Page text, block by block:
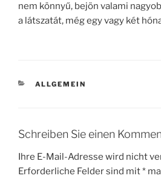
nem könnyű, bejön valami
a látszatát, még egy vagy két
KATEGORIEN
ALLGEMEIN
Schreiben Sie einen
Ihre E-Mail-Adresse wird nicht
Erforderliche Felder sind mit*